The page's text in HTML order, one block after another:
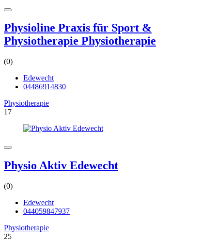
Physioline Praxis für Sport &
Physiotherapie Physiotherapie
(0)
Edewecht
04486914830
Physiotherapie
17
Physio Aktiv Edewecht
(0)
Edewecht
044059847937
Physiotherapie
25